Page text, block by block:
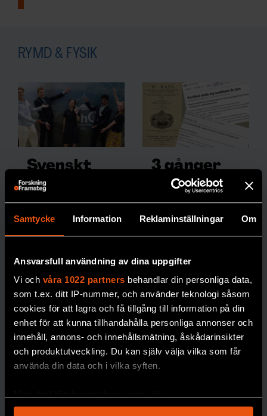
Samtycke Information Reklaminställningar Om
Ansvarsfull användning av dina uppgifter
Vi och våra 1022 partners behandlar din personliga data,
som t.ex. ditt IP-nummer, och använder teknologi såsom
cookies för att lagra och få tillgång till information på din
enhet för att kunna tillhandahålla personliga annonser och
innehåll, annons- och innehållsmätning, åskådarinsikter
och produktutveckling. Du kan själv välja vilka som får
använda din data och i vilka syften.
RYMD & FYSIK
Svenskt
guld i
internation
ella
fysikolympi
aden
Leshi Zhang tar
hem
guldmedalj för
Sverige i den
internationella
fysikolympiaden.
PREMIUM
UNGDOMAR
3 gånger
när
forskare
haft helt fel
Ibland är forskarnas
spektakulära än
vanligt.
PREMIUM FYSIK